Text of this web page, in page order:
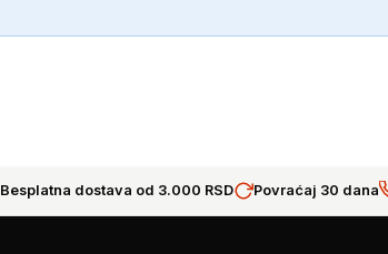
Besplatna dostava od 3.000 RSD Povraćaj 30 dana